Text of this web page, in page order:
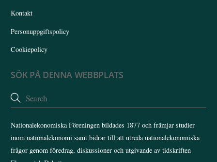
Kontakt
Personuppgiftspolicy
Cookiepolicy
SÖK PÅ DENNA WEBBPLATS
Nationalekonomiska Föreningen bildades 1877 och främjar studier
inom nationalekonomi samt bidrar till att utreda nationalekonomiska
frågor genom föredrag, diskussioner och utgivande av tidskriften